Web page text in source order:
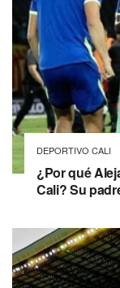
DEPORTIVO CALI
¿Por qué
Cali? Su